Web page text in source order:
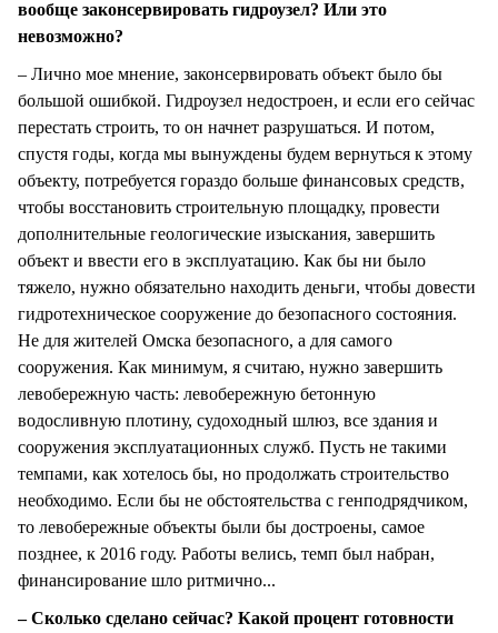
вообще законсервировать гидроузел? Или это
невозможно?
– Лично мое мнение, законсервировать объект было бы
большой ошибкой. Гидроузел недостроен, и если его сейчас
перестать строить, то он начнет разрушаться. И потом,
спустя годы, когда мы вынуждены будем вернуться к этому
объекту, потребуется гораздо больше финансовых средств,
чтобы восстановить строительную площадку, провести
дополнительные геологические изыскания, завершить
объект и ввести его в эксплуатацию. Как бы ни было
тяжело, нужно обязательно находить деньги, чтобы довести
гидротехническое сооружение до безопасного состояния.
Не для жителей Омска безопасного, а для самого
сооружения. Как минимум, я считаю, нужно завершить
левобережную часть: левобережную бетонную
водосливную плотину, судоходный шлюз, все здания и
сооружения эксплуатационных служб. Пусть не такими
темпами, как хотелось бы, но продолжать строительство
необходимо. Если бы не обстоятельства с генподрядчиком,
то левобережные объекты были бы достроены, самое
позднее, к 2016 году. Работы велись, темп был набран,
финансирование шло ритмично...
– Сколько сделано сейчас? Какой процент готовности